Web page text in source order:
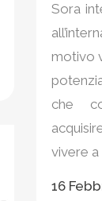
Sora
motivo
che
vivere a
16